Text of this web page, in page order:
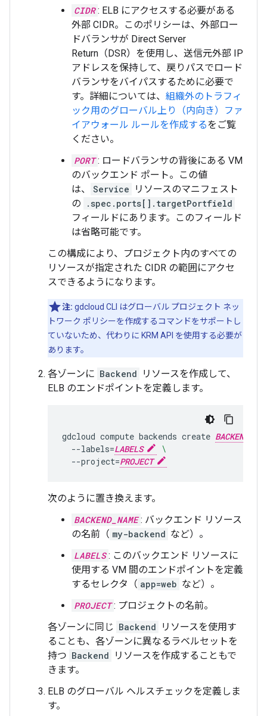
CIDR : ELB にアクセスする必要がある
外部 CIDR。このポリシーは、外部ロー
ドバランサが Direct Server
Return（DSR）を使用し、送信元外部 IP
アドレスを保持して、戻りパスでロード
バランサをバイパスするために必要で
す。詳細については、 組織外のトラフィ
ック用のグローバル上り（内向き）ファ
イアウォール ルールを作成するをご覧
ください。
PORT : ロードバランサの背後にある VM
のバックエンド ポート。この値
は、
Service
リソースのマニフェスト
の
.spec.ports[].targetPortfield
フィールドにあります。このフィールド
は省略可能です。
この構成により、プロジェクト内のすべての
リソースが指定された CIDR の範囲にアクセ
スできるようになります。
注: gdcloud CLI はグローバル プロジェクト ネッ
トワーク ポリシーを作成するコマンドをサポートし
ていないため、代わりに KRM API を使用する必要が
あります。
各ゾーンに Backend
リソースを作成して、
ELB のエンドポイントを定義します。
gdcloud compute backends create
--labels=LABELS
\
--project=PROJECT
次のように置き換えます。
BACKEND_NAME : バックエンド リソース
の名前（ my-backend など）。
LABELS : このバックエンド リソースに
使用する VM 間のエンドポイントを定義
するセレクタ（ app=web など）。
PROJECT : プロジェクトの名前。
各ゾーンに同じ Backend
リソースを使用す
ることも、各ゾーンに異なるラベルセットを
持つ Backend
リソースを作成することもで
きます。
ELB のグローバル ヘルスチェックを定義しま
す。